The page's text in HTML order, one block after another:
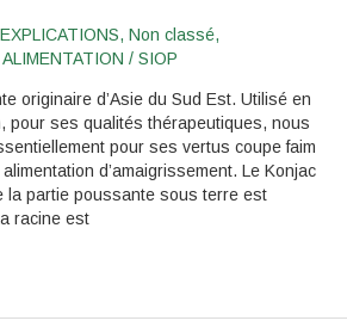
, Non classé,
/ SIOP
originaire d’Asie du Sud Est. Utilisé en
pour ses qualités thérapeutiques, nous
pour ses vertus coupe faim
d’amaigrissement. Le Konjac
la partie poussante sous terre est
racine est